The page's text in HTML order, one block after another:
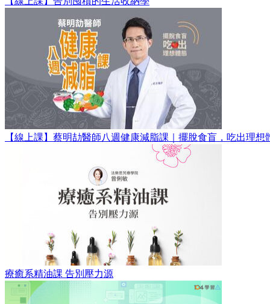
【線上課】蔡明劼醫師八週健康減脂課｜擺脫食盲，吃出理想
療癒系精油課 告別壓力源